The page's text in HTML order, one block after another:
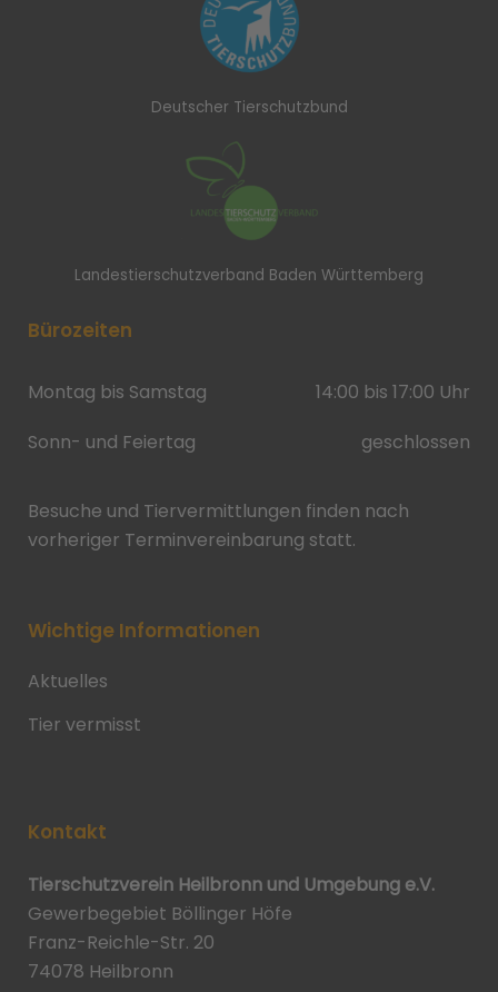
Deutscher Tierschutzbund
Landestierschutzverband Baden Württemberg
Bürozeiten
Montag bis Samstag
14:00 bis 17:00 Uhr
Sonn- und Feiertag
geschlossen
Besuche und Tiervermittlungen finden nach
vorheriger Terminvereinbarung statt.
Wichtige Informationen
Aktuelles
Tier vermisst
Kontakt
Tierschutzverein Heilbronn und Umgebung e.V.
Gewerbegebiet Böllinger Höfe
Franz-Reichle-Str. 20
74078 Heilbronn